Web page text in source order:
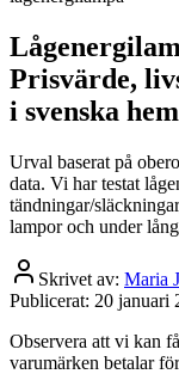
Prisvärde,
i svenska hem
Urval baserat på
data. Vi har testat
tändningar/
lampor och under
Skrivet av: Maria
Publicerat: 20 januari
Observera att vi kan
varumärken betalar